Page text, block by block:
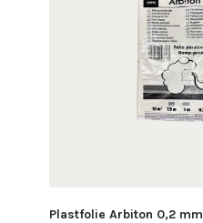
Plastfolie Arbiton 0,2 mm